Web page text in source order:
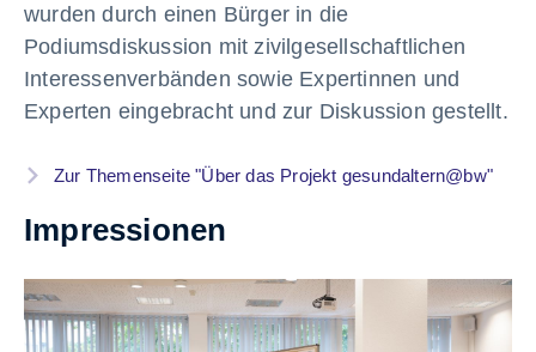
wurden durch einen Bürger in die
Podiumsdiskussion mit zivilgesellschaftlichen
Interessenverbänden sowie Expertinnen und
Experten eingebracht und zur Diskussion gestellt.
Zur Themenseite "Über das Projekt gesundaltern@bw"
Impressionen